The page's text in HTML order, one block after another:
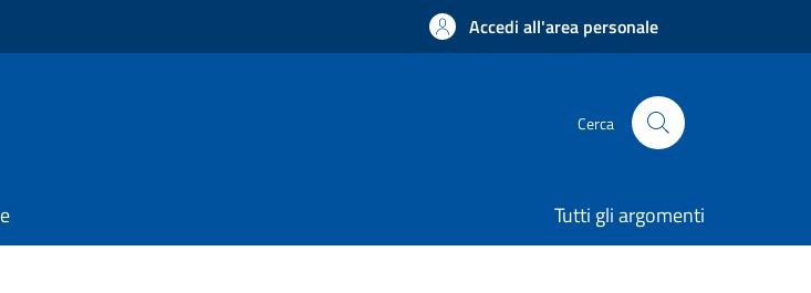
Accedi all'area personale
Cerca
Tutti gli argomenti